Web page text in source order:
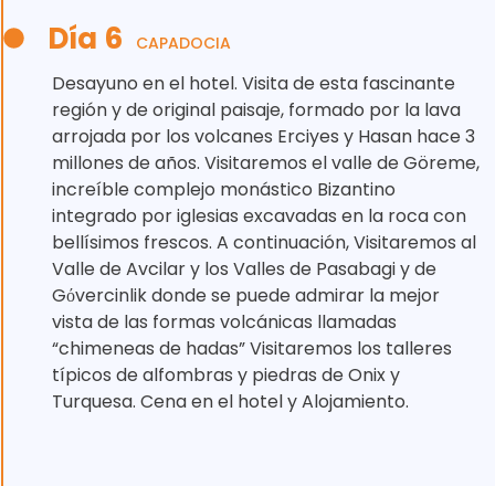
Día 6 CAPADOCIA
Desayuno en el hotel. Visita de esta fascinante
región y de original paisaje, formado por la lava
arrojada por los volcanes Erciyes y Hasan hace 3
millones de años. Visitaremos el valle de Göreme,
increíble complejo monástico Bizantino
integrado por iglesias excavadas en la roca con
bellísimos frescos. A continuación, Visitaremos al
Valle de Avcilar y los Valles de Pasabagi y de
Gόvercinlik donde se puede admirar la mejor
vista de las formas volcánicas llamadas
“chimeneas de hadas” Visitaremos los talleres
típicos de alfombras y piedras de Onix y
Turquesa. Cena en el hotel y Alojamiento.